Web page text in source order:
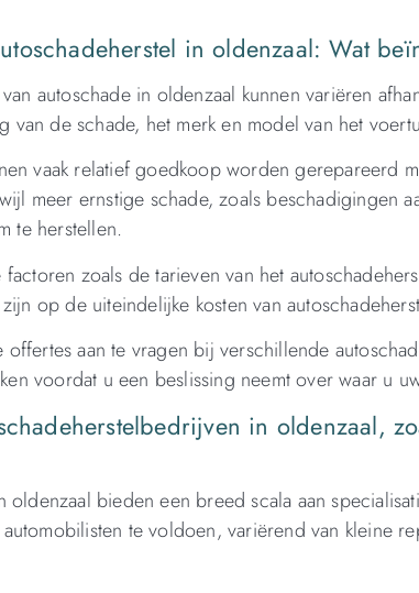
in oldenzaal: Wat
autoschade in oldenzaal kunnen variëren
van de schade, het merk en model van het
vaak relatief goedkoop worden gerepareerd
meer ernstige schade, zoals beschadigingen
te herstellen.
factoren zoals de tarieven van het
op de uiteindelijke kosten van
offertes aan te vragen bij verschillende
voordat u een beslissing neemt over waar u
in oldenzaal,
bieden een breed scala aan
te voldoen, variërend van kleine